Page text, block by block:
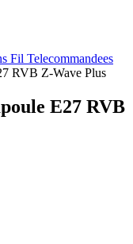
Fil Telecommandees
RVB Z-Wave Plus
E27 RVB